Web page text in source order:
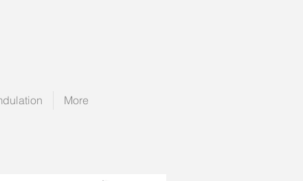
More